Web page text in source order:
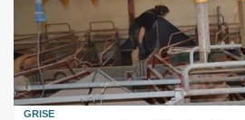
GRISE